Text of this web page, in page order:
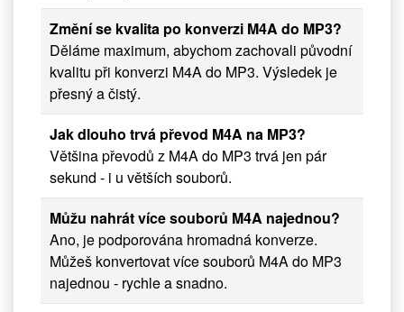
Změní se kvalita po konverzi M4A do MP3?
Děláme maximum, abychom zachovali původní
kvalitu při konverzi M4A do MP3. Výsledek je
přesný a čistý.
Jak dlouho trvá převod M4A na MP3?
Většina převodů z M4A do MP3 trvá jen pár
sekund - i u větších souborů.
Můžu nahrát více souborů M4A najednou?
Ano, je podporována hromadná konverze.
Můžeš konvertovat více souborů M4A do MP3
najednou - rychle a snadno.